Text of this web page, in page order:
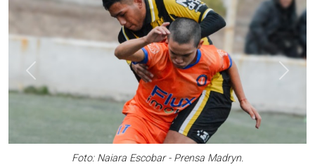
Foto: Naiara Escobar - Prensa Madryn.
Anterior